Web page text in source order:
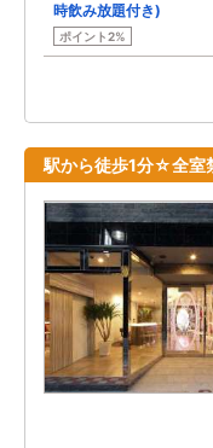
時飲み放題付き)
ポイント2%
駅から徒歩1分☆全室